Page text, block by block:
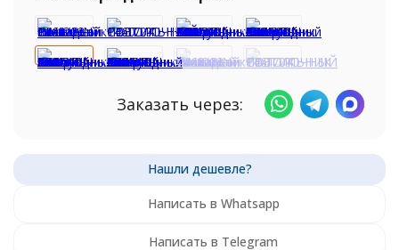
Заказать через:
Написать в Whatsapp
Написать в Telegram